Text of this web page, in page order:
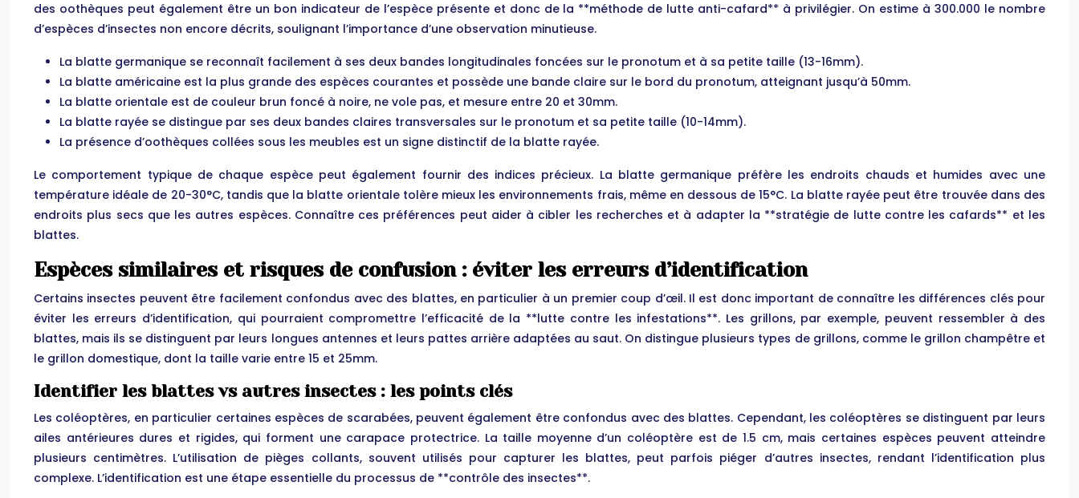
des oothèques peut également être un bon indicateur de l’espèce présente et donc de la **méthode de lutte anti-cafard** à privilégier. On estime à 300.000 le nombre
d’espèces d’insectes non encore décrits, soulignant l’importance d’une observation minutieuse.
La blatte germanique se reconnaît facilement à ses deux bandes longitudinales foncées sur le pronotum et à sa petite taille (13-16mm).
La blatte américaine est la plus grande des espèces courantes et possède une bande claire sur le bord du pronotum, atteignant jusqu’à 50mm.
La blatte orientale est de couleur brun foncé à noire, ne vole pas, et mesure entre 20 et 30mm.
La blatte rayée se distingue par ses deux bandes claires transversales sur le pronotum et sa petite taille (10-14mm).
La présence d’oothèques collées sous les meubles est un signe distinctif de la blatte rayée.
Le comportement typique de chaque espèce peut également fournir des indices précieux. La blatte germanique préfère les endroits chauds et humides avec une
température idéale de 20-30°C, tandis que la blatte orientale tolère mieux les environnements frais, même en dessous de 15°C. La blatte rayée peut être trouvée dans des
endroits plus secs que les autres espèces. Connaître ces préférences peut aider à cibler les recherches et à adapter la **stratégie de lutte contre les cafards** et les
blattes.
Espèces similaires et risques de confusion : éviter les erreurs d’identification
Certains insectes peuvent être facilement confondus avec des blattes, en particulier à un premier coup d’œil. Il est donc important de connaître les différences clés pour
éviter les erreurs d’identification, qui pourraient compromettre l’efficacité de la **lutte contre les infestations**. Les grillons, par exemple, peuvent ressembler à des
blattes, mais ils se distinguent par leurs longues antennes et leurs pattes arrière adaptées au saut. On distingue plusieurs types de grillons, comme le grillon champêtre et
le grillon domestique, dont la taille varie entre 15 et 25mm.
Identifier les blattes vs autres insectes : les points clés
Les coléoptères, en particulier certaines espèces de scarabées, peuvent également être confondus avec des blattes. Cependant, les coléoptères se distinguent par leurs
ailes antérieures dures et rigides, qui forment une carapace protectrice. La taille moyenne d’un coléoptère est de 1.5 cm, mais certaines espèces peuvent atteindre
plusieurs centimètres. L’utilisation de pièges collants, souvent utilisés pour capturer les blattes, peut parfois piéger d’autres insectes, rendant l’identification plus
complexe. L’identification est une étape essentielle du processus de **contrôle des insectes**.